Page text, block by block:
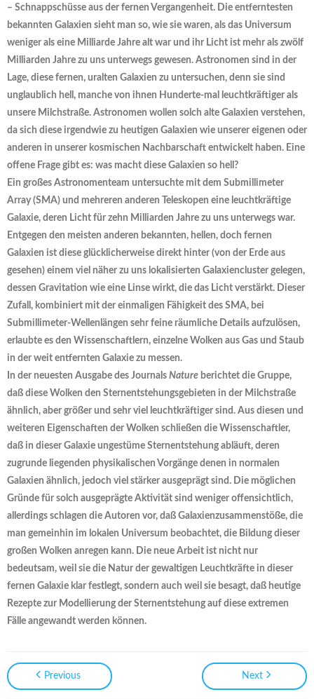
– Schnappschüsse aus der fernen Vergangenheit. Die entferntesten
bekannten Galaxien sieht man so, wie sie waren, als das Universum
weniger als eine Milliarde Jahre alt war und ihr Licht ist mehr als zwölf
Milliarden Jahre zu uns unterwegs gewesen. Astronomen sind in der
Lage, diese fernen, uralten Galaxien zu untersuchen, denn sie sind
unglaublich hell, manche von ihnen Hunderte-mal leuchtkräftiger als
unsere Milchstraße. Astronomen wollen solch alte Galaxien verstehen,
da sich diese irgendwie zu heutigen Galaxien wie unserer eigenen oder
anderen in unserer kosmischen Nachbarschaft entwickelt haben. Eine
offene Frage gibt es: was macht diese Galaxien so hell?
Ein großes Astronomenteam untersuchte mit dem Submillimeter
Array (SMA) und mehreren anderen Teleskopen eine leuchtkräftige
Galaxie, deren Licht für zehn Milliarden Jahre zu uns unterwegs war.
Entgegen den meisten anderen bekannten, hellen, doch fernen
Galaxien ist diese glücklicherweise direkt hinter (von der Erde aus
gesehen) einem viel näher zu uns lokalisierten Galaxiencluster gelegen,
dessen Gravitation wie eine Linse wirkt, die das Licht verstärkt. Dieser
Zufall, kombiniert mit der einmaligen Fähigkeit des SMA, bei
Submillimeter-Wellenlängen sehr feine räumliche Details aufzulösen,
erlaubte es den Wissenschaftlern, einzelne Wolken aus Gas und Staub
in der weit entfernten Galaxie zu messen.
In der neuesten Ausgabe des Journals Nature berichtet die Gruppe,
daß diese Wolken den Sternentstehungsgebieten in der Milchstraße
ähnlich, aber größer und sehr viel leuchtkräftiger sind. Aus diesen und
weiteren Eigenschaften der Wolken schließen die Wissenschaftler,
daß in dieser Galaxie ungestüme Sternentstehung abläuft, deren
zugrunde liegenden physikalischen Vorgänge denen in normalen
Galaxien ähnlich, jedoch viel stärker ausgeprägt sind. Die möglichen
Gründe für solch ausgeprägte Aktivität sind weniger offensichtlich,
allerdings schlagen die Autoren vor, daß Galaxienzusammenstöße, die
man gemeinhin im lokalen Universum beobachtet, die Bildung dieser
großen Wolken anregen kann. Die neue Arbeit ist nicht nur
bedeutsam, weil sie die Natur der gewaltigen Leuchtkräfte in dieser
fernen Galaxie klar festlegt, sondern auch weil sie besagt, daß heutige
Rezepte zur Modellierung der Sternentstehung auf diese extremen
Fälle angewandt werden können.
Previous Next